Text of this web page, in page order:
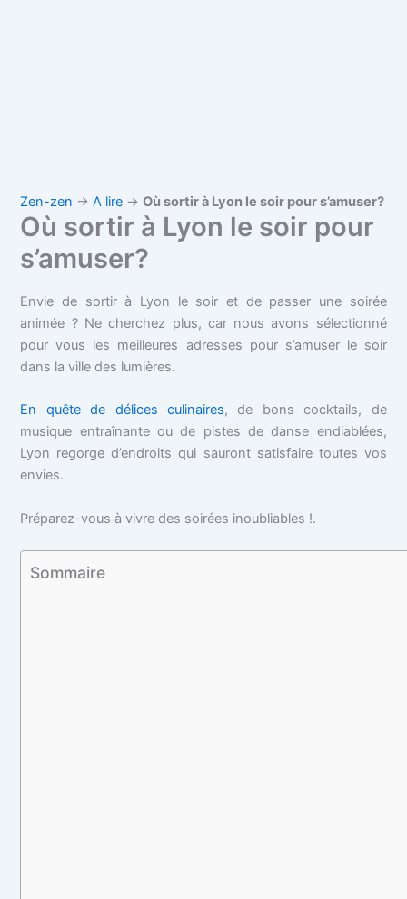
Zen-zen →A lire →Où sortir à Lyon le soir pour s’amuser?
Où sortir à Lyon le soir pour
s’amuser?
Envie de sortir à Lyon le soir et de passer une soirée
animée ? Ne cherchez plus, car nous avons sélectionné
pour vous les meilleures adresses pour s’amuser le soir
dans la ville des lumières.
En quête de délices culinaires, de bons cocktails, de
musique entraînante ou de pistes de danse endiablées,
Lyon regorge d’endroits qui sauront satisfaire toutes vos
envies.
Préparez-vous à vivre des soirées inoubliables !.
Sommaire